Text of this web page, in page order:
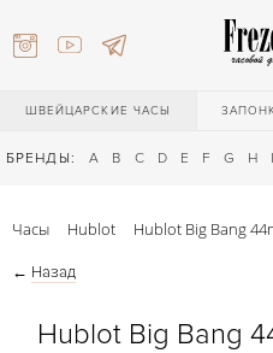
ШВЕЙЦАРСКИЕ ЧАСЫ
БРЕНДЫ: A B C D E F G H I
Часы Hublot Hublot Big Bang
← Назад
Hublot Big Bang